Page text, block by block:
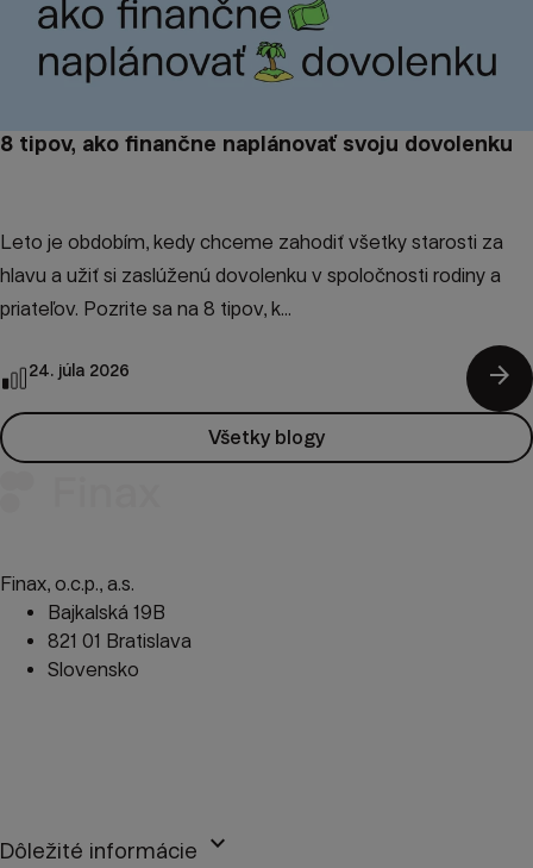
8 tipov, ako finančne naplánovať svoju dovolenku
Leto je obdobím, kedy chceme zahodiť všetky starosti za
hlavu a užiť si zaslúženú dovolenku v spoločnosti rodiny a
priateľov. Pozrite sa na 8 tipov, k...
24. júla 2026 arrow_forward
Všetky blogy
Finax, o.c.p., a.s.
Bajkalská 19B
821 01 Bratislava
Slovensko
Dôležité informácie keyboard_arrow_down